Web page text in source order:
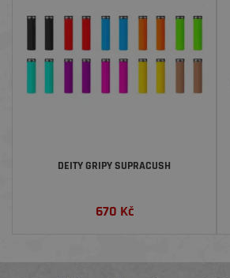
DEITY GRIPY SUPRACUSH
670 Kč